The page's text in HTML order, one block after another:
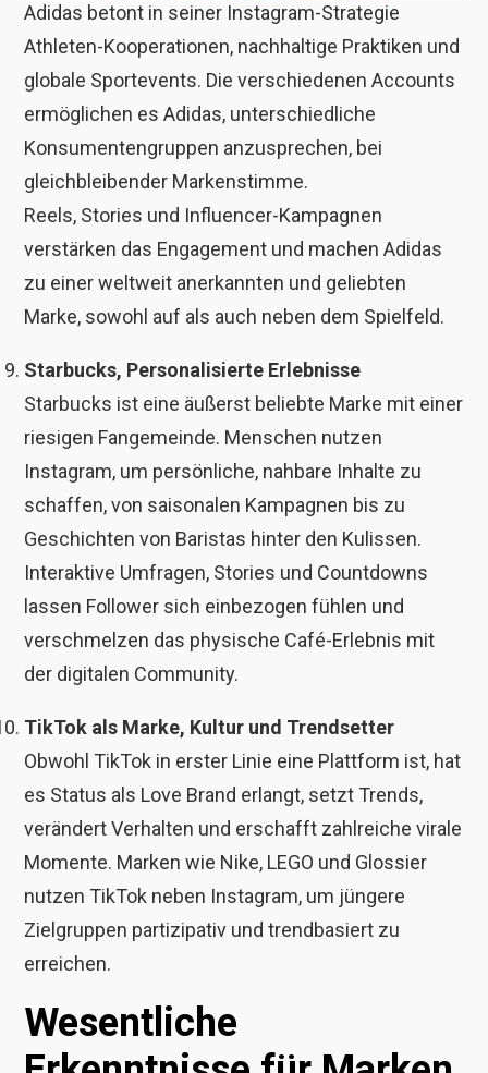
Adidas betont in seiner Instagram-Strategie
Athleten-Kooperationen, nachhaltige Praktiken und
globale Sportevents. Die verschiedenen Accounts
ermöglichen es Adidas, unterschiedliche
Konsumentengruppen anzusprechen, bei
gleichbleibender Markenstimme.
Reels, Stories und Influencer-Kampagnen
verstärken das Engagement und machen Adidas
zu einer weltweit anerkannten und geliebten
Marke, sowohl auf als auch neben dem Spielfeld.
Starbucks, Personalisierte Erlebnisse
Starbucks ist eine äußerst beliebte Marke mit einer
riesigen Fangemeinde. Menschen nutzen
Instagram, um persönliche, nahbare Inhalte zu
schaffen, von saisonalen Kampagnen bis zu
Geschichten von Baristas hinter den Kulissen.
Interaktive Umfragen, Stories und Countdowns
lassen Follower sich einbezogen fühlen und
verschmelzen das physische Café-Erlebnis mit
der digitalen Community.
TikTok als Marke, Kultur und Trendsetter
Obwohl TikTok in erster Linie eine Plattform ist, hat
es Status als Love Brand erlangt, setzt Trends,
verändert Verhalten und erschafft zahlreiche virale
Momente. Marken wie Nike, LEGO und Glossier
nutzen TikTok neben Instagram, um jüngere
Zielgruppen partizipativ und trendbasiert zu
erreichen.
Wesentliche